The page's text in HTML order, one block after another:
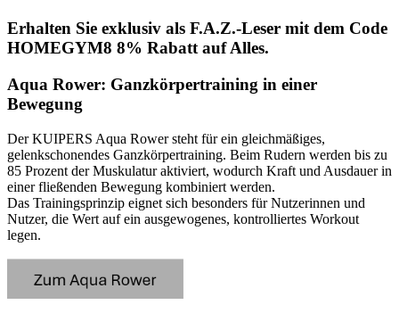
Erhalten Sie exklusiv als F.A.Z.-Leser mit dem Code
HOMEGYM8 8% Rabatt auf Alles.
Aqua Rower: Ganzkörpertraining in einer
Bewegung
Der KUIPERS Aqua Rower steht für ein gleichmäßiges,
gelenkschonendes Ganzkörpertraining. Beim Rudern werden bis zu
85 Prozent der Muskulatur aktiviert, wodurch Kraft und Ausdauer in
einer fließenden Bewegung kombiniert werden.
Das Trainingsprinzip eignet sich besonders für Nutzerinnen und
Nutzer, die Wert auf ein ausgewogenes, kontrolliertes Workout
legen.